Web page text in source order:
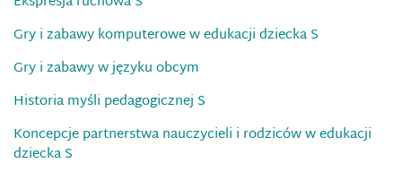
Gry i zabawy komputerowe w edukacji dziecka S
Gry i zabawy w języku obcym
Historia myśli pedagogicznej S
Koncepcje partnerstwa nauczycieli i rodziców w edukacji
dziecka S